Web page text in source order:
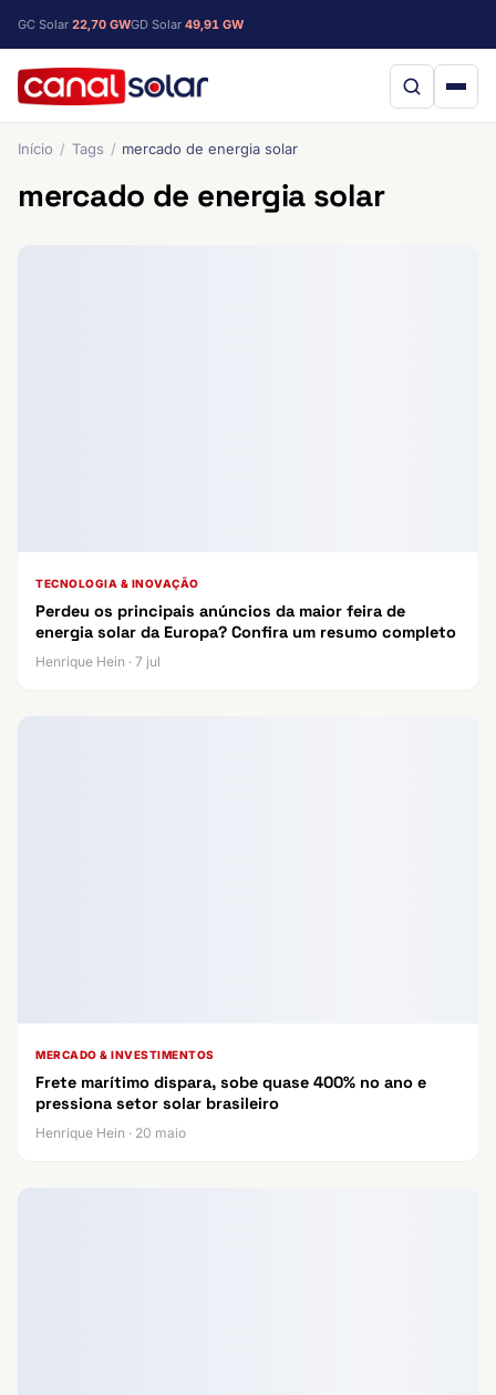
GC Solar 22,70 GWGD Solar 49,91 GW
Início Tags mercado de energia solar
mercado de energia solar
TECNOLOGIA & INOVAÇÃO
Perdeu os principais anúncios da maior feira de
energia solar da Europa? Confira um resumo completo
Henrique Hein · 7 jul
MERCADO & INVESTIMENTOS
Frete marítimo dispara, sobe quase 400% no ano e
pressiona setor solar brasileiro
Henrique Hein · 20 maio